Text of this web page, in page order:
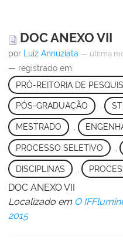
DOC ANEXO VII
por Luiz Annuziata — última
— registrado em:
PRÓ-REITORIA DE
PÓS-GRADUAÇÃO ,
MESTRADO
PROCESSO SELETIVO
DISCIPLINAS
DOC ANEXO VII
Localizado em O
2015